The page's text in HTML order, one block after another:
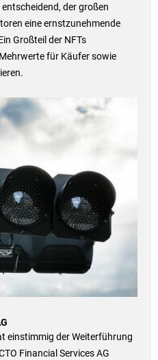
der großen
eine ernstzunehmende
Großteil der NFTs
für Käufer sowie
einstimmig der Weiterführung
Financial Services AG